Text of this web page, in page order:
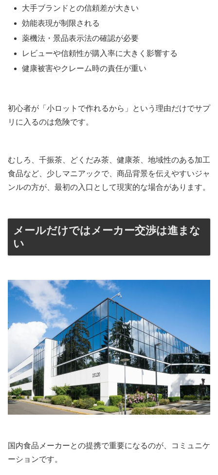
大手ブランドとの信頼差が大きい
効能表現が制限される
薬機法・景品表示法の確認が必要
レビューや信頼性が購入率に大きく影響する
健康被害やクレーム時の責任が重い
初心者が「小ロットで作れるから」という理由だけでサプ
リに入るのは危険です。
むしろ、千振茶、どくだみ茶、健康茶、地域性のある加工
食品など、少しマニアックで、商品背景を伝えやすいジャ
ンルの方が、最初の入口として現実的な場合があります。
メールだけではメーカー交渉は進まな
い
国内食品メーカーとの提携で重要になるのが、コミュニケ
ーションです。